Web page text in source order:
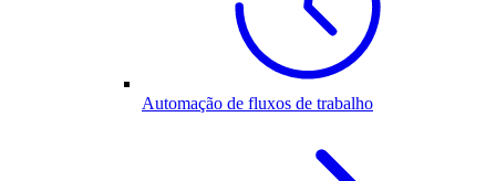
Automação de fluxos de trabalho